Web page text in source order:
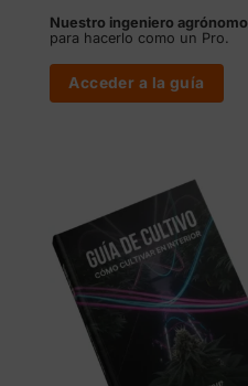
Nuestro ingeniero agrónomo
para hacerlo como un Pro.
Acceder a la guía